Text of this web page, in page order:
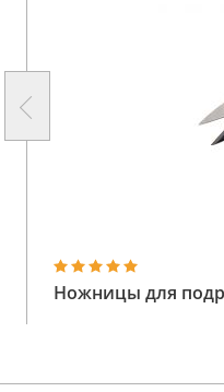
Ножницы для